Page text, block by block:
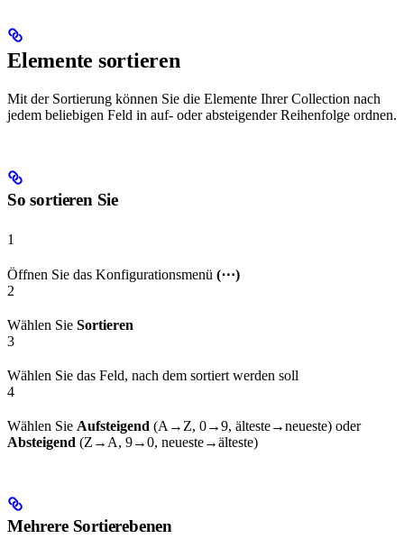
Elemente sortieren
Mit der Sortierung können Sie die Elemente Ihrer Collection nach
jedem beliebigen Feld in auf- oder absteigender Reihenfolge ordnen.
So sortieren Sie
1
Öffnen Sie das Konfigurationsmenü (⋯)
2
Wählen Sie Sortieren
3
Wählen Sie das Feld, nach dem sortiert werden soll
4
Wählen Sie Aufsteigend (A→Z, 0→9, älteste→neueste) oder
Absteigend (Z→A, 9→0, neueste→älteste)
Mehrere Sortierebenen